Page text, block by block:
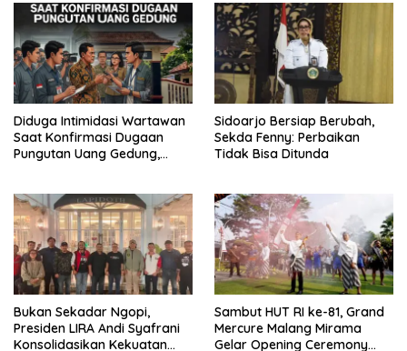
Diduga Intimidasi Wartawan
Saat Konfirmasi Dugaan
Pungutan Uang Gedung,
Buka suara
Sidoarjo Bersiap Berubah,
Sekda Fenny: Perbaikan
Tidak Bisa Ditunda
Bukan Sekadar Ngopi,
Presiden LIRA Andi Syafrani
Konsolidasikan Kekuatan
Sambut HUT RI ke-81, Grand
Mercure Malang Mirama
Gelar Opening Ceremony